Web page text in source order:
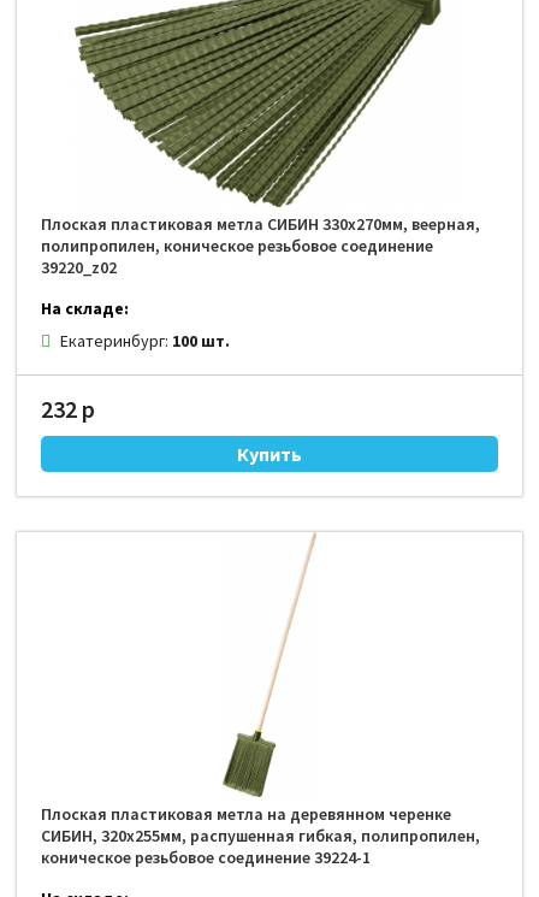
Плоская пластиковая метла СИБИН 330х270мм, веерная,
полипропилен, коническое резьбовое соединение
39220_z02
На складе:
Екатеринбург: 100 шт.
232 р
Плоская пластиковая метла на деревянном черенке
СИБИН, 320х255мм, распушенная гибкая, полипропилен,
коническое резьбовое соединение 39224-1